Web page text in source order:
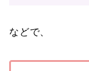
などで、